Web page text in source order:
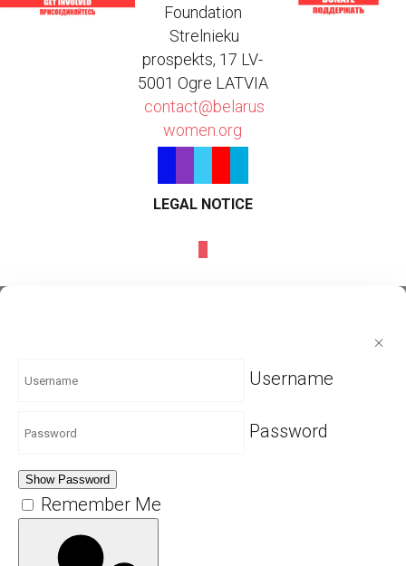
Foundation
Strelnieku
prospekts, 17 LV-
5001 Ogre LATVIA
contact@belarus
women.org
LEGAL NOTICE
Username
Password
Show Password
Remember Me